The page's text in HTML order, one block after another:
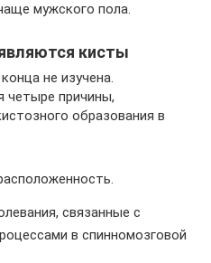
мужского пола.
кисты
не изучена.
причины,
образования в
связанные с
в спинномозговой